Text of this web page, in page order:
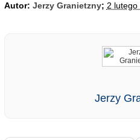
Autor: Jerzy Granietzny; 2 lutego
Jerzy